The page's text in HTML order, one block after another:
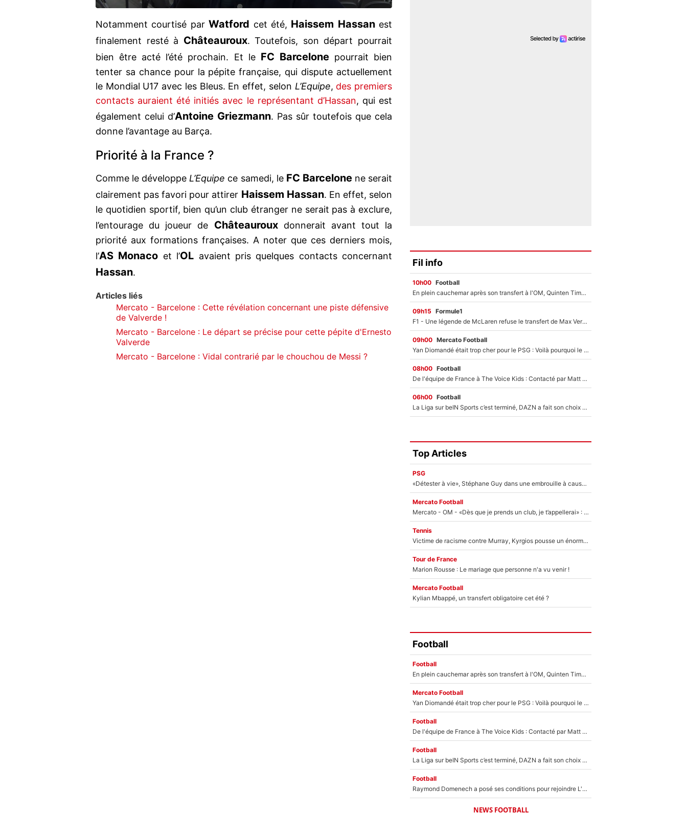
Notamment courtisé parWatford cet été, Haissem Hassanest
finalement resté à Châteauroux. Toutefois, son départ pourrait
bien être acté l’été prochain. Et le FC Barcelonepourrait bien
tenter sa chance pour la pépite française, qui dispute actuellement
le Mondial U17 avec les Bleus. En effet, selon L’Equipe, des premiers
contacts auraient été initiés avec le représentant d’Hassan, qui est
également celui d’Antoine Griezmann. Pas sûr toutefois que cela
donne l’avantage au Barça.
Priorité à la France ?
Comme le développeL’Equipe ce samedi, leFC Barcelonene serait
clairement pas favori pour attirer Haissem Hassan. En effet, selon
le quotidien sportif, bien qu’un club étranger ne serait pas à exclure,
l’entourage du joueur de Châteaurouxdonnerait avant tout la
priorité aux formations françaises. A noter que ces derniers mois,
l’AS Monaco et l’OL avaient pris quelques contacts concernant
Hassan.
Articles liés
Mercato - Barcelone : Cette révélation concernant une piste défensive
de Valverde !
Mercato - Barcelone : Le départ se précise pour cette pépite d'Ernesto
Valverde
Mercato - Barcelone : Vidal contrarié par le chouchou de Messi ?
Fil info
10h00 Football
En plein cauchemar après son transfert à l'OM, Quinten Timber raconte ses doutes après sa signature à Marseille
09h15 Formule1
F1 - Une légende de McLaren refuse le transfert de Max Verstappen qui pourrait «faire des vagues» et plomber l'ambiance dans l'équipe
09h00 Mercato Football
Yan Diomandé était trop cher pour le PSG : Voilà pourquoi le Real Madrid a accepté de payer la somme record de 140M€ pour boucler son transfert !
08h00 Football
De l'équipe de France à The Voice Kids : Contacté par Matt Pokora, Kylian Mbappé a accepté de jouer un rôle inédit sur TF1 !
06h00 Football
La Liga sur beIN Sports c’est terminé, DAZN a fait son choix pour Benjamin Da Silva et Omar Da Fonseca !
Top Articles
PSG
«Détester à vie», Stéphane Guy dans une embrouille à cause du PSG !
Mercato Football
Mercato - OM - «Dès que je prends un club, je t’appellerai» : La promesse de Marcelino au moment de claquer la porte
Tennis
Victime de racisme contre Murray, Kyrgios pousse un énorme coup de gueule !
Tour de France
Marion Rousse : Le mariage que personne n'a vu venir !
Mercato Football
Kylian Mbappé, un transfert obligatoire cet été ?
Football
Football
En plein cauchemar après son transfert à l'OM, Quinten Timber raconte ses doutes après sa signature à Marseille
Mercato Football
Yan Diomandé était trop cher pour le PSG : Voilà pourquoi le Real Madrid a accepté de payer la somme record de 140M€ pour boucler son transfert !
Football
De l'équipe de France à The Voice Kids : Contacté par Matt Pokora, Kylian Mbappé a accepté de jouer un rôle inédit sur TF1 !
Football
La Liga sur beIN Sports c’est terminé, DAZN a fait son choix pour Benjamin Da Silva et Omar Da Fonseca !
Football
Raymond Domenech a posé ses conditions pour rejoindre L'EQUIPE du Soir : Il refuse de faire l'émission avec un autre chroniqueur !
NEWS FOOTBALL